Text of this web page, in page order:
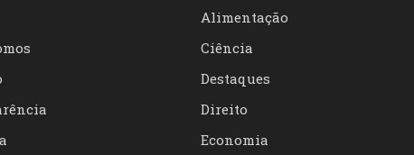
Alimentação
Ciência
Destaques
Direito
Economia